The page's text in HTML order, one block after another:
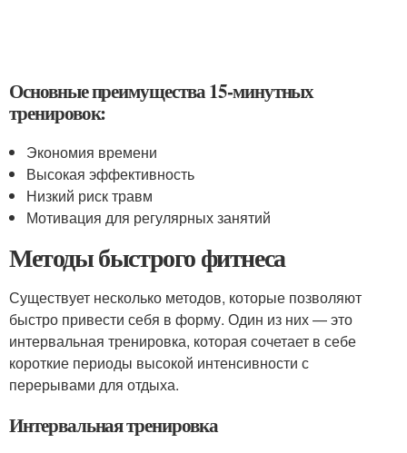
Основные преимущества 15-минутных
тренировок:
Экономия времени
Высокая эффективность
Низкий риск травм
Мотивация для регулярных занятий
Методы быстрого фитнеса
Существует несколько методов, которые позволяют
быстро привести себя в форму. Один из них — это
интервальная тренировка, которая сочетает в себе
короткие периоды высокой интенсивности с
перерывами для отдыха.
Интервальная тренировка